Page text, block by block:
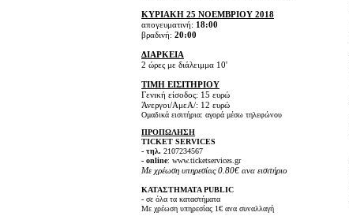
ΚΥΡΙΑΚΗ 25 ΝΟΕΜΒΡΙΟΥ 2018
απογευματινή: 18:00
βραδινή: 20:00
ΔΙΑΡΚΕΙΑ
2 ώρες με διάλειμμα 10'
ΤΙΜΗ ΕΙΣΙΤΗΡΙΟΥ
Γενική είσοδος: 15 ευρώ
Άνεργοι/ΑμεΑ/: 12 ευρώ
Ομαδικά εισιτήρια: αγορά μέσω τηλεφώνου
ΠΡΟΠΩΛΗΣΗ
TICKET SERVICES
- τηλ. 2107234567
- online: www.ticketservices.gr
Με χρέωση υπηρεσίας 0.80€ ανα εισιτήριο
ΚΑΤΑΣΤΗΜΑΤΑ PUBLIC
- σε όλα τα καταστήματα
Με χρέωση υπηρεσίας 1€ ανα συναλλαγή